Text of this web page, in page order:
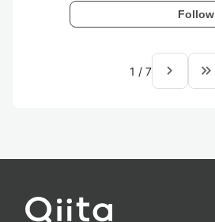
Follow
1 / 7 navigate_next keyboard_double_arrow_right